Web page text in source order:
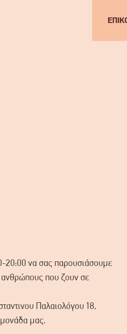
20:00 να σας παρουσιάσουμε
ανθρώπους που ζουν σε
Παλαιολόγου 18,
μονάδα μας.